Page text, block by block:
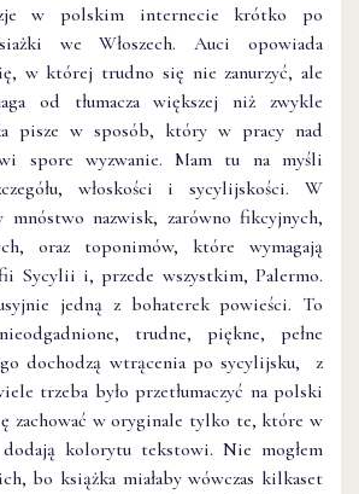
w polskim internecie krótko po
we Włoszech. Auci opowiada
w której trudno się nie zanurzyć, ale
od tłumacza większej niż zwykle
pisze w sposób, który w pracy nad
spore wyzwanie. Mam tu na myśli
włoskości i sycylijskości. W
mnóstwo nazwisk, zarówno fikcyjnych,
oraz toponimów, które wymagają
Sycylii i, przede wszystkim, Palermo.
jedną z bohaterek powieści. To
trudne, piękne, pełne
dochodzą wtrącenia po sycylijsku, z
trzeba było przetłumaczyć na polski
zachować w oryginale tylko te, które w
kolorytu tekstowi. Nie mogłem
bo książka miałaby wówczas kilkaset